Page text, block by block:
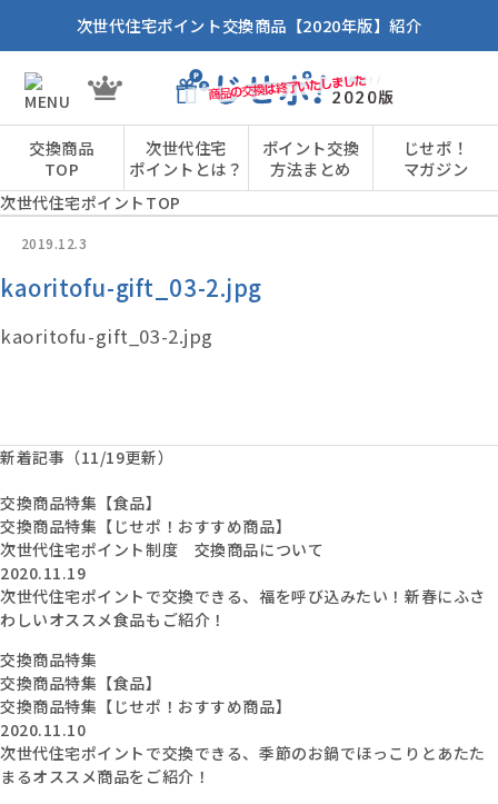
次世代住宅ポイント交換商品【2020年版】紹介
交換商品
TOP
次世代住宅
ポイントとは？
ポイント交換
方法まとめ
じせポ！
マガジン
次世代住宅ポイントTOP
2019.12.3
kaoritofu-gift_03-2.jpg
kaoritofu-gift_03-2.jpg
新着記事（11/19更新）
交換商品特集【食品】
交換商品特集【じせポ！おすすめ商品】
次世代住宅ポイント制度 交換商品について
2020.11.19
次世代住宅ポイントで交換できる、福を呼び込みたい！新春にふさ
わしいオススメ食品もご紹介！
交換商品特集
交換商品特集【食品】
交換商品特集【じせポ！おすすめ商品】
2020.11.10
次世代住宅ポイントで交換できる、季節のお鍋でほっこりとあたた
まるオススメ商品をご紹介！